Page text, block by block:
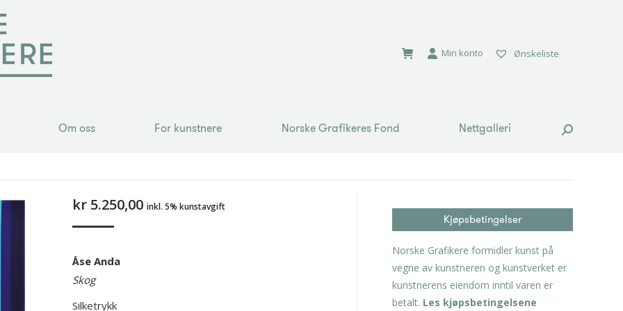
Min konto Ønskeliste
Om oss For kunstnere Norske Grafikeres Fond Nettgalleri Search:
kr5.250,00 inkl. 5% kunstavgift
Åse Anda
Skog
Silketrykk
Kjøpsbetingelser
Norske Grafikere formidler kunst på
vegne av kunstneren og kunstverket er
kunstnerens eiendom inntil varen er
betalt. Les kjøpsbetingelsene